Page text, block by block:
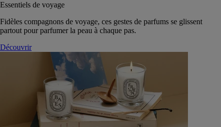
Essentiels de voyage
Fidèles compagnons de voyage, ces gestes de parfums se glissent
partout pour parfumer la peau à chaque pas.
Découvrir